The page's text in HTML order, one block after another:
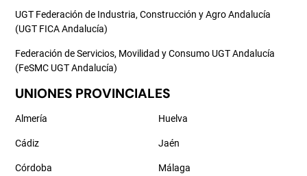
UGT Federación de Industria, Construcción y Agro Andalucía
(UGT FICA Andalucía)
Federación de Servicios, Movilidad y Consumo UGT Andalucía
(FeSMC UGT Andalucía)
UNIONES PROVINCIALES
Almería
Cádiz
Córdoba
Huelva
Jaén
Málaga